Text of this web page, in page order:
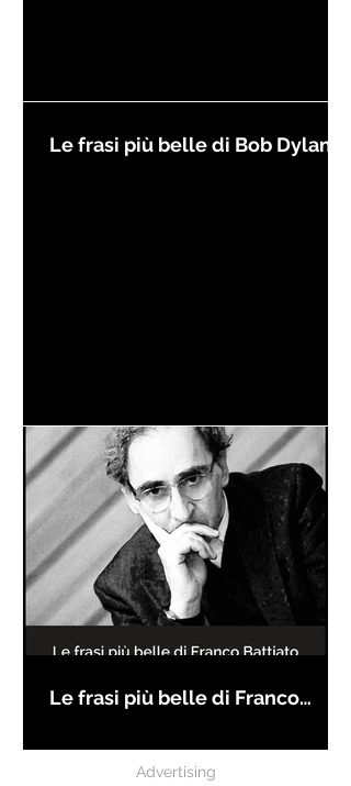
Le frasi più belle di Bob Dylan
Le frasi più belle di Franco
Advertising